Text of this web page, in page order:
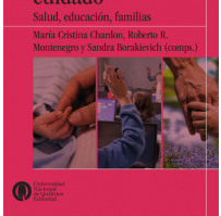
Revista de Ciencias
Fondo editorial
Biomedicina
Coediciones
Jornadas académicas
La ideología argentina
Libros de arte